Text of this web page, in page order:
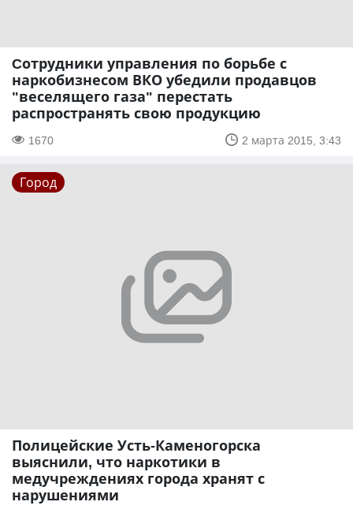
Cотрудники управления по борьбе с
наркобизнесом ВКО убедили продавцов
"веселящего газа" перестать
распространять свою продукцию
1670 2 марта 2015, 3:43
Город
Полицейские Усть-Каменогорска
выяснили, что наркотики в
медучреждениях города хранят с
нарушениями